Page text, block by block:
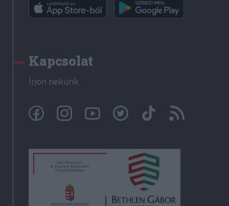
Kapcsolat
Írjon nekünk